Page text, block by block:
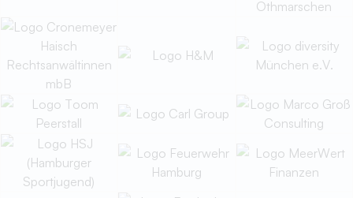
des Lebens – ein Faktor, bei dem die Gesellschaft nach
einem langen Weg schon einiges erreicht hat.
Und dennoch: dass viele
lgbtiq+Personen aus Furcht vor
negativen Reaktionen und Diskriminierung keinen offenen
Umgang mit ihrer
Geschlechtsidentitätund/oderIntergeschlechtlichkeit
pflegen, bleibt eher die Regel als die Ausnahme. Hierbei
spielt häufig folgende Frage eine zentrale Rolle:
Wird von anderen akzeptiert wer ich bin, wenn ich mich